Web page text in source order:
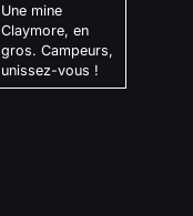
Une mine
Claymore, en
gros. Campeurs,
unissez-vous !